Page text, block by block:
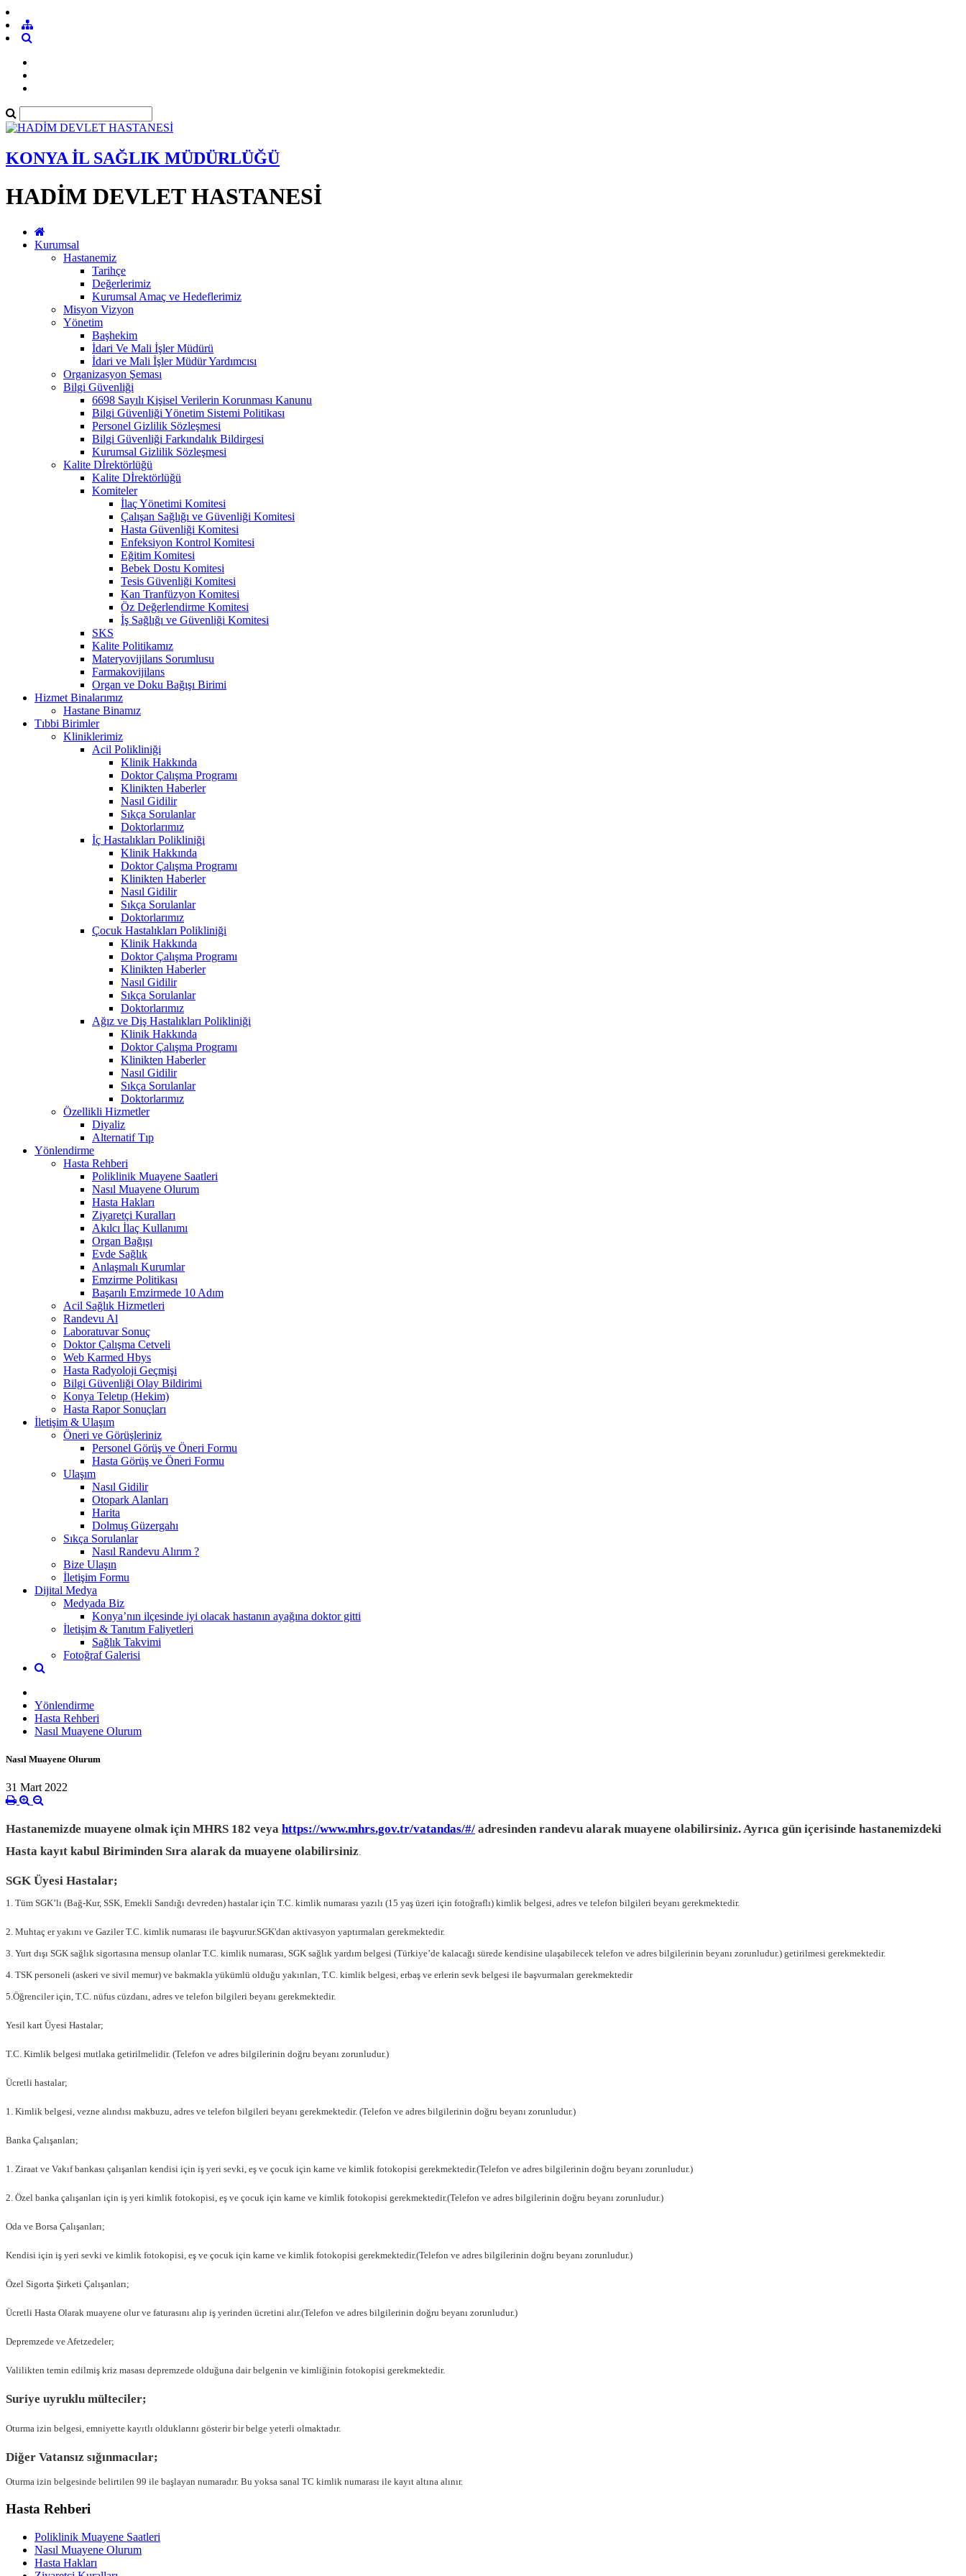
KONYA İL SAĞLIK MÜDÜRLÜĞÜ
HADİM DEVLET HASTANESİ
Kurumsal
Hastanemiz
Tarihçe
Değerlerimiz
Kurumsal Amaç ve Hedeflerimiz
Misyon Vizyon
Yönetim
Başhekim
İdari Ve Mali İşler Müdürü
İdari ve Mali İşler Müdür Yardımcısı
Organizasyon Şeması
Bilgi Güvenliği
6698 Sayılı Kişisel Verilerin Korunması Kanunu
Bilgi Güvenliği Yönetim Sistemi Politikası
Personel Gizlilik Sözleşmesi
Bilgi Güvenliği Farkındalık Bildirgesi
Kurumsal Gizlilik Sözleşmesi
Kalite Dİrektörlüğü
Kalite Dİrektörlüğü
Komiteler
İlaç Yönetimi Komitesi
Çalışan Sağlığı ve Güvenliği Komitesi
Hasta Güvenliği Komitesi
Enfeksiyon Kontrol Komitesi
Eğitim Komitesi
Bebek Dostu Komitesi
Tesis Güvenliği Komitesi
Kan Tranfüzyon Komitesi
Öz Değerlendirme Komitesi
İş Sağlığı ve Güvenliği Komitesi
SKS
Kalite Politikamız
Materyovijilans Sorumlusu
Farmakovijilans
Organ ve Doku Bağışı Birimi
Hizmet Binalarımız
Hastane Binamız
Tıbbi Birimler
Kliniklerimiz
Acil Polikliniği
Klinik Hakkında
Doktor Çalışma Programı
Klinikten Haberler
Nasıl Gidilir
Sıkça Sorulanlar
Doktorlarımız
İç Hastalıkları Polikliniği
Klinik Hakkında
Doktor Çalışma Programı
Klinikten Haberler
Nasıl Gidilir
Sıkça Sorulanlar
Doktorlarımız
Çocuk Hastalıkları Polikliniği
Klinik Hakkında
Doktor Çalışma Programı
Klinikten Haberler
Nasıl Gidilir
Sıkça Sorulanlar
Doktorlarımız
Ağız ve Diş Hastalıkları Polikliniği
Klinik Hakkında
Doktor Çalışma Programı
Klinikten Haberler
Nasıl Gidilir
Sıkça Sorulanlar
Doktorlarımız
Özellikli Hizmetler
Diyaliz
Alternatif Tıp
Yönlendirme
Hasta Rehberi
Poliklinik Muayene Saatleri
Nasıl Muayene Olurum
Hasta Hakları
Ziyaretçi Kuralları
Akılcı İlaç Kullanımı
Organ Bağışı
Evde Sağlık
Anlaşmalı Kurumlar
Emzirme Politikası
Başarılı Emzirmede 10 Adım
Acil Sağlık Hizmetleri
Randevu Al
Laboratuvar Sonuç
Doktor Çalışma Cetveli
Web Karmed Hbys
Hasta Radyoloji Geçmişi
Bilgi Güvenliği Olay Bildirimi
Konya Teletıp (Hekim)
Hasta Rapor Sonuçları
İletişim & Ulaşım
Öneri ve Görüşleriniz
Personel Görüş ve Öneri Formu
Hasta Görüş ve Öneri Formu
Ulaşım
Nasıl Gidilir
Otopark Alanları
Harita
Dolmuş Güzergahı
Sıkça Sorulanlar
Nasıl Randevu Alırım ?
Bize Ulaşın
İletişim Formu
Dijital Medya
Medyada Biz
Konya’nın ilçesinde iyi olacak hastanın ayağına doktor gitti
İletişim & Tanıtım Faliyetleri
Sağlık Takvimi
Fotoğraf Galerisi
Yönlendirme
Hasta Rehberi
Nasıl Muayene Olurum
Nasıl Muayene Olurum
31 Mart 2022
Hastanemizde muayene olmak için MHRS 182 veya https://www.mhrs.gov.tr/vatandas/#/ adresinden randevu alarak muayene olabilirsiniz. Ayrıca gün içerisinde hastanemizdeki
Hasta kayıt kabul Biriminden Sıra alarak da muayene olabilirsiniz.
SGK Üyesi Hastalar;
1. Tüm SGK’lı (Bağ-Kur, SSK, Emekli Sandığı devreden) hastalar için T.C. kimlik numarası yazılı (15 yaş üzeri için fotoğraflı) kimlik belgesi, adres ve telefon bilgileri beyanı gerekmektedir.
2. Muhtaç er yakını ve Gaziler T.C. kimlik numarası ile başvurur.SGK'dan aktivasyon yaptırmaları gerekmektedir.
3. Yurt dışı SGK sağlık sigortasına mensup olanlar T.C. kimlik numarası, SGK sağlık yardım belgesi (Türkiye’de kalacağı sürede kendisine ulaşabilecek telefon ve adres bilgilerinin beyanı zorunludur.) getirilmesi gerekmektedir.
4. TSK personeli (askeri ve sivil memur) ve bakmakla yükümlü olduğu yakınları, T.C. kimlik belgesi, erbaş ve erlerin sevk belgesi ile başvurmaları gerekmektedir
5.Öğrenciler için, T.C. nüfus cüzdanı, adres ve telefon bilgileri beyanı gerekmektedir.
Yesil kart Üyesi Hastalar;
T.C. Kimlik belgesi mutlaka getirilmelidir. (Telefon ve adres bilgilerinin doğru beyanı zorunludur.)
Ücretli hastalar;
1. Kimlik belgesi, vezne alındısı makbuzu, adres ve telefon bilgileri beyanı gerekmektedir. (Telefon ve adres bilgilerinin doğru beyanı zorunludur.)
Banka Çalışanları;
1. Ziraat ve Vakıf bankası çalışanları kendisi için iş yeri sevki, eş ve çocuk için karne ve kimlik fotokopisi gerekmektedir.(Telefon ve adres bilgilerinin doğru beyanı zorunludur.)
2. Özel banka çalışanları için iş yeri kimlik fotokopisi, eş ve çocuk için karne ve kimlik fotokopisi gerekmektedir.(Telefon ve adres bilgilerinin doğru beyanı zorunludur.)
Oda ve Borsa Çalışanları;
Kendisi için iş yeri sevki ve kimlik fotokopisi, eş ve çocuk için karne ve kimlik fotokopisi gerekmektedir.(Telefon ve adres bilgilerinin doğru beyanı zorunludur.)
Özel Sigorta Şirketi Çalışanları;
Ücretli Hasta Olarak muayene olur ve faturasını alıp iş yerinden ücretini alır.(Telefon ve adres bilgilerinin doğru beyanı zorunludur.)
Depremzede ve Afetzedeler;
Valilikten temin edilmiş kriz masası depremzede olduğuna dair belgenin ve kimliğinin fotokopisi gerekmektedir.
Suriye uyruklu mülteciler;
Oturma izin belgesi, emniyette kayıtlı olduklarını gösterir bir belge yeterli olmaktadır.
Diğer Vatansız sığınmacılar;
Oturma izin belgesinde belirtilen 99 ile başlayan numaradır. Bu yoksa sanal TC kimlik numarası ile kayıt altına alınır.
Hasta Rehberi
Poliklinik Muayene Saatleri
Nasıl Muayene Olurum
Hasta Hakları